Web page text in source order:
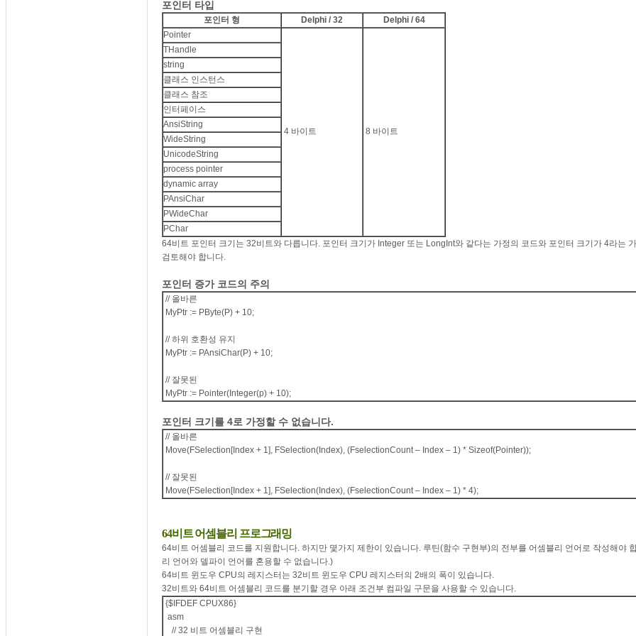
포인터 타입
포인터 형 Delphi / 32
Delphi / 64
Pointer
4 바이트 8 바이트
THandle
string
클래스 인스턴스
클래스 참조
인터페이스
AnsiString
WideString
UnicodeString
process pointer
dynamic array
PAnsiChar
PWideChar
PChar
64비트 포인터 크기는 32비트와 다릅니다. 포인터 크기가 Integer 또는 LongInt와 같다는 가정의 코드와 포인터 크기가 4라는
검토해야 합니다.
포인터 증가 코드의 주의
// 올바른
MyPtr := PByte(P) + 10;
// 하위 호환성 유지
MyPtr := PAnsiChar(P) + 10;
// 잘못된
MyPtr := Pointer(Integer(p) + 10);
포인터 크기를 4로 가정할 수 없습니다.
// 올바른
Move(FSelection[Index + 1], FSelection(Index), (FselectionCount – Index – 1) * Sizeof(Pointer));
// 잘못된
Move(FSelection[Index + 1], FSelection(Index), (FselectionCount – Index – 1) * 4);
64비트 어셈블리 프로그래밍
64비트 어셈블리 코드를 지원합니다. 하지만 몇가지 제한이 있습니다. 루틴(함수 구현부)의 전부를 어셈블리 언어로 작성해야
리 언어와 델파이 언어를 혼용할 수 없습니다.)
64비트 윈도우 CPU의 레지스터는 32비트 윈도우 CPU 레지스터의 2배의 폭이 있습니다.
32비트와 64비트 어셈블리 코드를 분기할 경우 아래 조건부 컴파일 구문을 사용할 수 있습니다.
{$IFDEF CPUX86}
asm
// 32 비트 어셈블리 구현